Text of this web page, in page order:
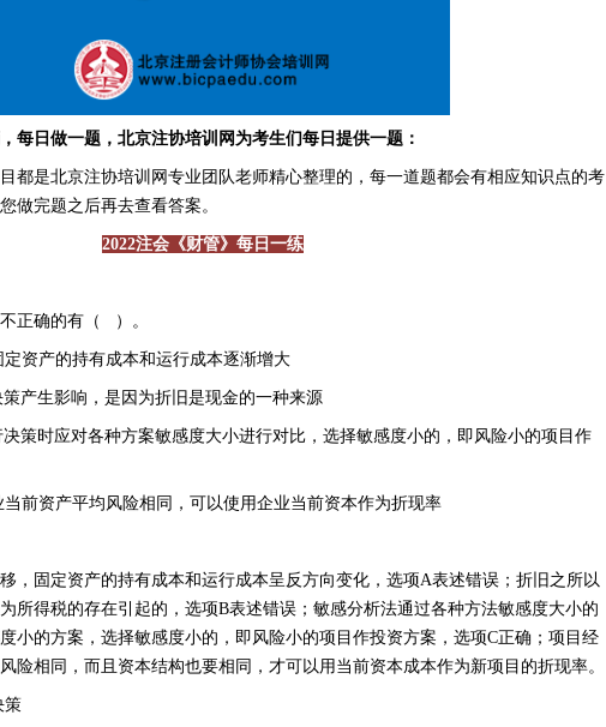
每日做一题，北京注协培训网为考生们每日提供一题：
是北京注协培训网专业团队老师精心整理的，每一道题都会有相应知识点的考
做完题之后再去查看答案。
2022注会《财管》每日一练
正确的有（ ）。
资产的持有成本和运行成本逐渐增大
产生影响，是因为折旧是现金的一种来源
策时应对各种方案敏感度大小进行对比，选择敏感度小的，即风险小的项目作
前资产平均风险相同，可以使用企业当前资本作为折现率
移，固定资产的持有成本和运行成本呈反方向变化，选项A表述错误；折旧之所以
所得税的存在引起的，选项B表述错误；敏感分析法通过各种方法敏感度大小的
小的方案，选择敏感度小的，即风险小的项目作投资方案，选项C正确；项目经
险相同，而且资本结构也要相同，才可以用当前资本成本作为新项目的折现率。
策